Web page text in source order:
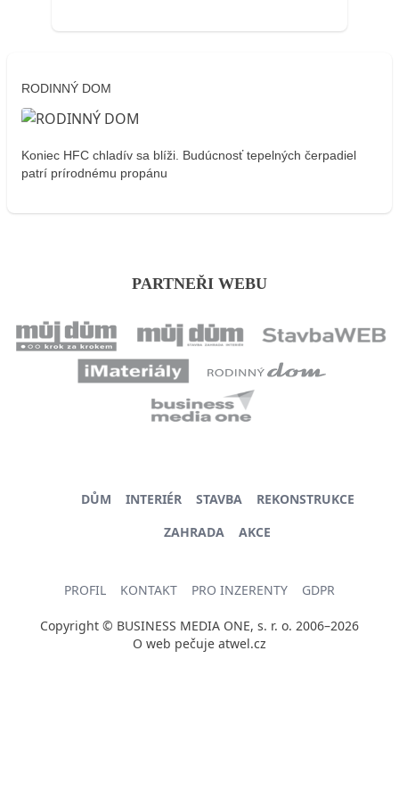
RODINNÝ DOM
Koniec HFC chladív sa blíži. Budúcnosť tepelných čerpadiel
patrí prírodnému propánu
PARTNEŘI WEBU
DŮM INTERIÉR STAVBA
REKONSTRUKCE
ZAHRADA
AKCE
PROFIL KONTAKT PRO INZERENTY GDPR
Copyright © BUSINESS MEDIA ONE, s. r. o. 2006–2026